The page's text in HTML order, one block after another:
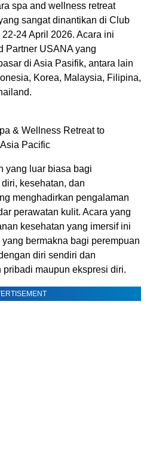
spa and wellness retreat
sangat dinantikan di Club
24 April 2026. Acara ini
Partner USANA yang
di Asia Pasifik, antara lain
Korea, Malaysia, Filipina,
& Wellness Retreat to
Pacific
yang luar biasa bagi
kesehatan, dan
menghadirkan pengalaman
perawatan kulit. Acara yang
kesehatan yang imersif ini
bermakna bagi perempuan
diri sendiri dan
maupun ekspresi diri.